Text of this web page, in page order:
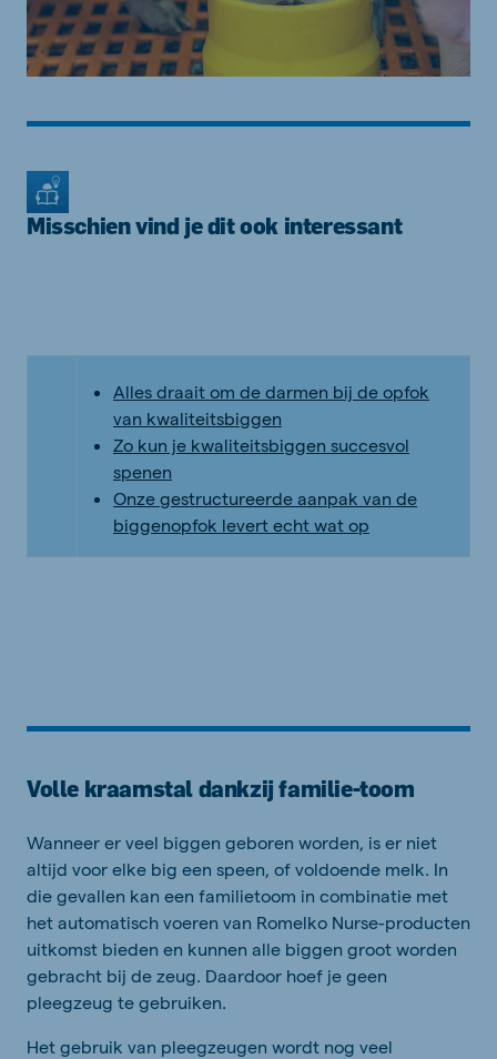
Misschien vind je dit ook interessant
Alles draait om de darmen bij de opfok
van kwaliteitsbiggen
Zo kun je kwaliteitsbiggen succesvol
spenen
Onze gestructureerde aanpak van de
biggenopfok levert echt wat op
Volle kraamstal dankzij familie-toom
Wanneer er veel biggen geboren worden, is er niet
altijd voor elke big een speen, of voldoende melk. In
die gevallen kan een familietoom in combinatie met
het automatisch voeren van Romelko Nurse-producten
uitkomst bieden en kunnen alle biggen groot worden
gebracht bij de zeug. Daardoor hoef je geen
pleegzeug te gebruiken.
Het gebruik van pleegzeugen wordt nog veel